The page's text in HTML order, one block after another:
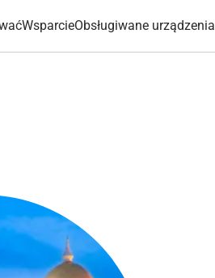
WsparcieObsługiwane urządzenia